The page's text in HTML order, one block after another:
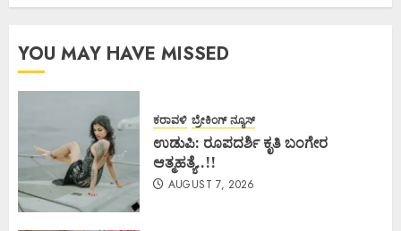
YOU MAY HAVE MISSED
ಕರಾವಳಿ ಬ್ರೇಕಿಂಗ್ ನ್ಯೂಸ್
ಉಡುಪಿ: ರೂಪದರ್ಶಿ ಕೃತಿ ಬಂಗೇರ
ಆತ್ಮಹತ್ಯೆ..!!
AUGUST 7, 2026